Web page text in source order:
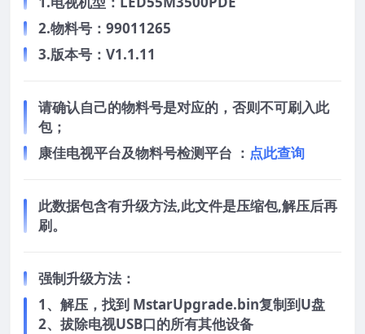
2.物料号：99011265
3.版本号：V1.1.11
请确认自己的物料号是对应的，否则不可刷入此
包；
康佳电视平台及物料号检测平台 ： 点此查询
此数据包含有升级方法,此文件是压缩包,解压后再
刷。
强制升级方法：
1、解压，找到 MstarUpgrade.bin复制到U盘
2、拔除电视USB口的所有其他设备